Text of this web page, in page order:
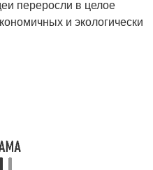
переросли в целое
и экологически